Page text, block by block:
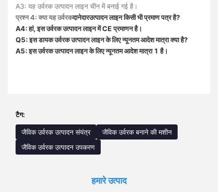
A3: यह उर्वरक उत्पादन लाइन चीन में बनाई गई है।
प्रश्न 4: क्या यह उर्वरकदानेदारउत्पादन लाइन किसी भी प्रमाण पत्र है?
A4: हां, इस उर्वरक उत्पादन लाइन में CE प्रमाणन है।
Q5: इस डायक उर्वरक उत्पादन लाइन के लिए न्यूनतम आदेश मात्रा क्या है?
A5: इस उर्वरक उत्पादन लाइन के लिए न्यूनतम आदेश मात्रा 1 है।
टैग:
जैविक उर्वरक उत्पादन संयंत्र
जैविक उर्वरक बनाने की मशीन
जैविक उर्वरक उत्पादन उपकरण
हमारे उत्पाद